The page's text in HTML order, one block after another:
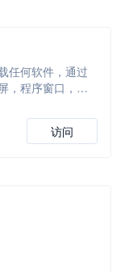
任何软件，通过
，程序窗口，浏
访问